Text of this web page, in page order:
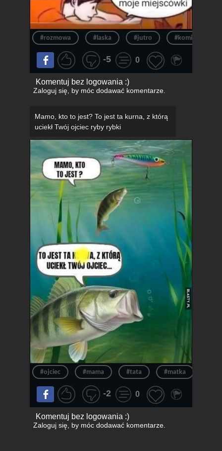
#rozmowa #laska #jutro #komiks
-5 0
Komentuj bez logowania :)
Zaloguj się, by móc dodawać komentarze.
Mamo, kto to jest? To jest ta kurna, z którą
uciekł Twój ojciec ryby rybki
#ojciec #mama #tata #matka
-2 0
Komentuj bez logowania :)
Zaloguj się, by móc dodawać komentarze.